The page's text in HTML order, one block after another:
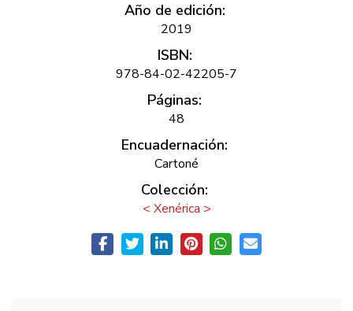
Año de edición:
2019
ISBN:
978-84-02-42205-7
Páginas:
48
Encuadernación:
Cartoné
Colección:
< Xenérica >